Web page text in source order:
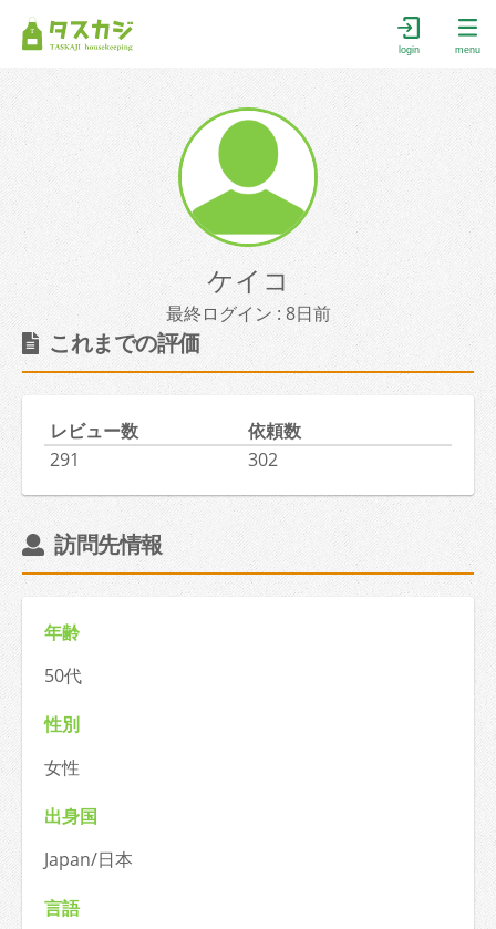
login menu
ケイコ
最終ログイン : 8日前
これまでの評価
レビュー数
291
依頼数
302
訪問先情報
年齢
50代
性別
女性
出身国
Japan/日本
言語